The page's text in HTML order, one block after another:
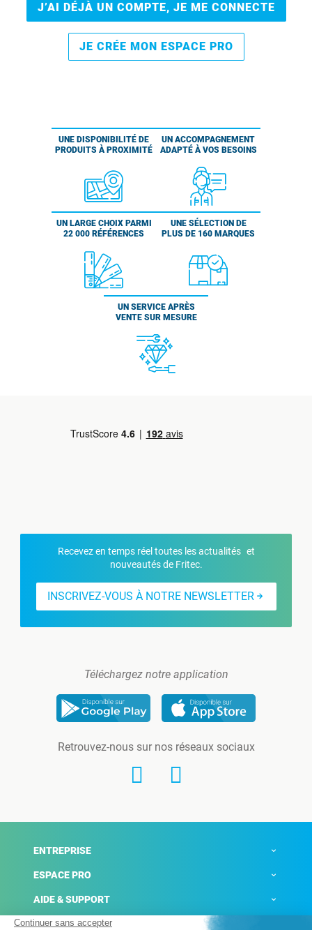
J’AI DÉJÀ UN COMPTE, JE ME CONNECTE
JE CRÉE MON ESPACE PRO
UNE DISPONIBILITÉ DE
PRODUITS À PROXIMITÉ
UN ACCOMPAGNEMENT
ADAPTÉ À VOS BESOINS
UN LARGE CHOIX PARMI
22 000 RÉFÉRENCES
UNE SÉLECTION DE
PLUS DE 160 MARQUES
UN SERVICE APRÈS
VENTE SUR MESURE
Recevez en temps réel toutes les actualités et
nouveautés de Fritec.
INSCRIVEZ-VOUS À NOTRE NEWSLETTER
Téléchargez notre application
Retrouvez-nous sur nos réseaux sociaux
ENTREPRISE
ESPACE PRO
AIDE & SUPPORT
ACTUALITÉS